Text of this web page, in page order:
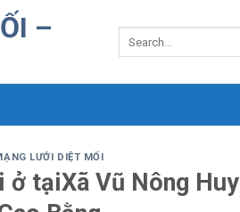
LƯỚI DIỆT MỐI
tạiXã Vũ Nông